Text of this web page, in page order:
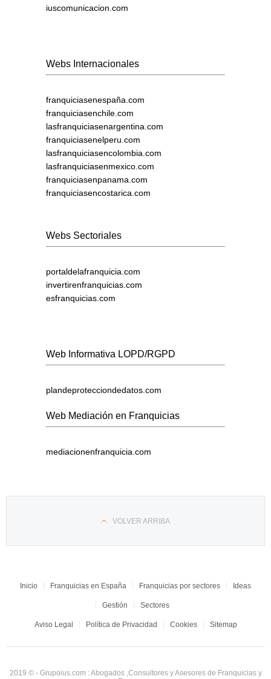
iuscomunicacion.com
Webs Internacionales
franquiciasenespaña.com
franquiciasenchile.com
lasfranquiciasenargentina.com
franquiciasenelperu.com
lasfranquiciasencolombia.com
lasfranquiciasenmexico.com
franquiciasenpanama.com
franquiciasencostarica.com
Webs Sectoriales
portaldelafranquicia.com
invertirenfranquicias.com
esfranquicias.com
Web Informativa LOPD/RGPD
plandeprotecciondedatos.com
Web Mediación en Franquicias
mediacionenfranquicia.com
VOLVER ARRIBA
Inicio Franquicias en España Franquicias por sectores Ideas
Gestión Sectores
Aviso Legal Política de Privacidad Cookies Sitemap
2019 © - Grupoius.com : Abogados ,Consultores y Asesores de Franquicias y